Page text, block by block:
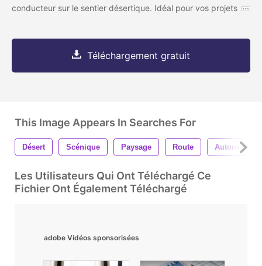
conducteur sur le sentier désertique. Idéal pour vos projets
Téléchargement gratuit
This Image Appears In Searches For
Désert Scénique Paysage Route Autoroute
Les Utilisateurs Qui Ont Téléchargé Ce
Fichier Ont Également Téléchargé
adobe Vidéos sponsorisées